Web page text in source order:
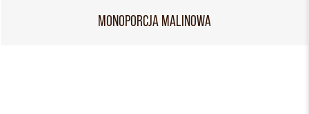
MONOPORCJA MALINOWA